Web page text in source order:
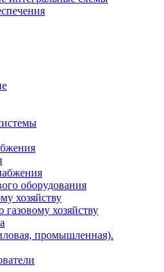
оборудования
хозяйству
хозяйству
промышленная).